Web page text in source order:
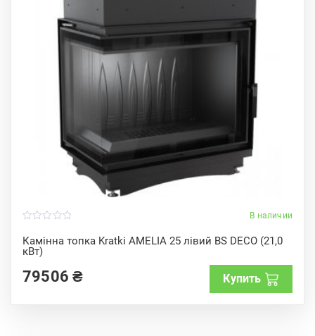
В наличии
Камінна топка Kratki AMELIA 25 лівий BS DECO (21,0
кВт)
o
u
t
f
5
79506₴ Купить